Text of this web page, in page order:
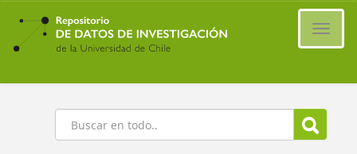
Ir
contenido
principal
Buscar